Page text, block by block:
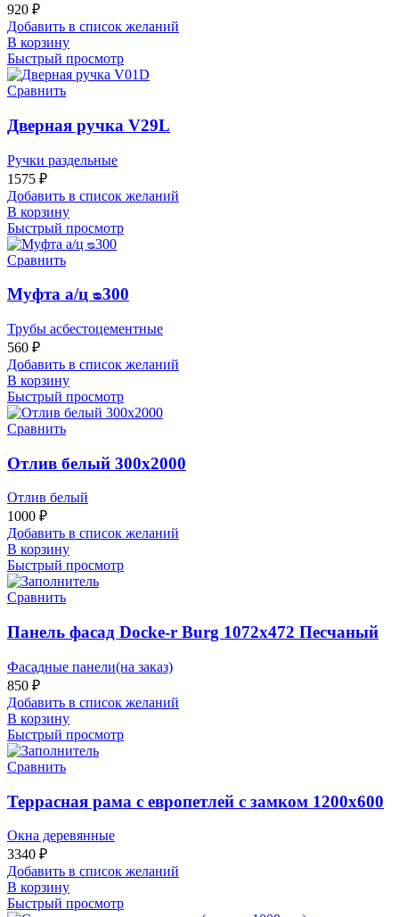
920 ₽
Добавить в список желаний
В корзину
Быстрый просмотр
Сравнить
Дверная ручка V29L
Ручки раздельные
1575 ₽
Добавить в список желаний
В корзину
Быстрый просмотр
Сравнить
Муфта а/ц ᴓ300
Трубы асбестоцементные
560 ₽
Добавить в список желаний
В корзину
Быстрый просмотр
Сравнить
Отлив белый 300х2000
Отлив белый
1000 ₽
Добавить в список желаний
В корзину
Быстрый просмотр
Сравнить
Панель фасад Docke-r Burg 1072х472 Песчаный
Фасадные панели(на заказ)
850 ₽
Добавить в список желаний
В корзину
Быстрый просмотр
Сравнить
Террасная рама с европетлей с замком 1200х600
Окна деревянные
3340 ₽
Добавить в список желаний
В корзину
Быстрый просмотр